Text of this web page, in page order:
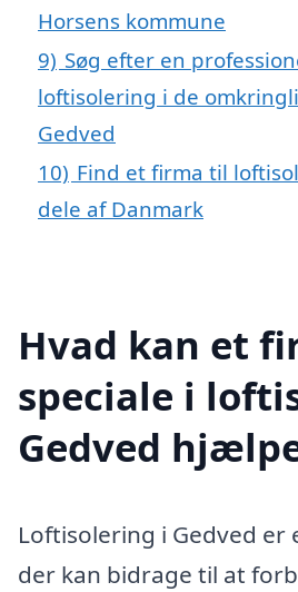
Horsens kommune
9) Søg efter en
loftisolering i de
Gedved
10) Find et firma til
dele af Danmark
Hvad kan et
speciale i
Gedved
Loftisolering i Gedved er
der kan bidrage til at